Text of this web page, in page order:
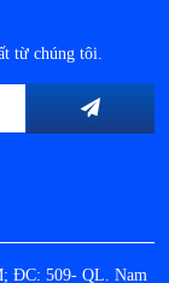
từ chúng tôi.
ĐC: 509- QL. Nam